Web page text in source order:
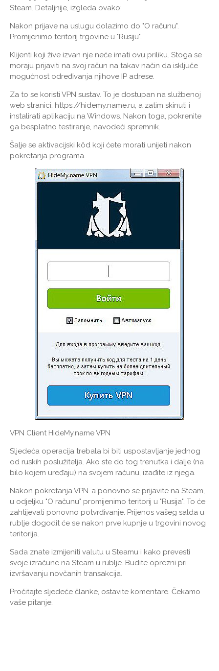
Steam. Detaljnije, izgleda ovako:
Nakon prijave na uslugu dolazimo do "O računu".
Promijenimo teritorij trgovine u "Rusiju".
Klijenti koji žive izvan nje neće imati ovu priliku. Stoga se
moraju prijaviti na svoj račun na takav način da isključe
mogućnost određivanja njihove IP adrese.
Za to se koristi VPN sustav. To je dostupan na službenoj
web stranici: https://hidemy.name.ru, a zatim skinuti i
instalirati aplikaciju na Windows. Nakon toga, pokrenite
ga besplatno testiranje, navodeći spremnik.
Šalje se aktivacijski kôd koji ćete morati unijeti nakon
pokretanja programa.
VPN Client HideMy.name VPN
Sljedeća operacija trebala bi biti uspostavljanje jednog
od ruskih poslužitelja. Ako ste do tog trenutka i dalje (na
bilo kojem uređaju) na svojem računu, izađite iz njega.
Nakon pokretanja VPN-a ponovno se prijavite na Steam,
u odjeljku "O računu" promijenimo teritorij u "Rusija". To će
zahtijevati ponovno potvrđivanje. Prijenos vašeg salda u
rublje dogodit će se nakon prve kupnje u trgovini novog
teritorija.
Sada znate izmijeniti valutu u Steamu i kako prevesti
svoje izračune na Steam u rublje. Budite oprezni pri
izvršavanju novčanih transakcija.
Pročitajte sljedeće članke, ostavite komentare. Čekamo
vaše pitanje.